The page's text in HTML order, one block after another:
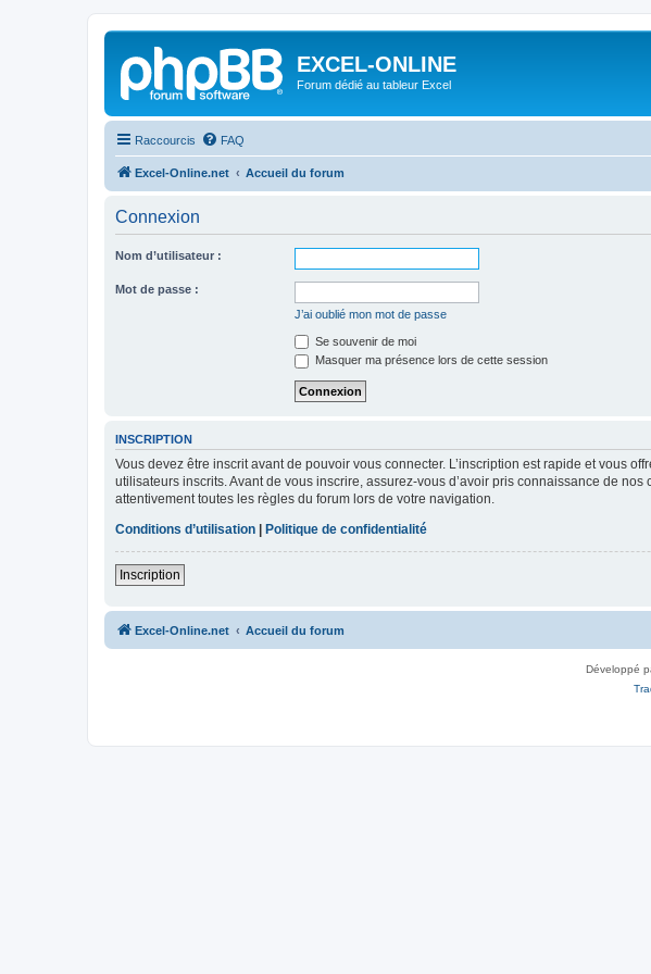
EXCEL-ONLINE
Forum dédié au tableur Excel
Raccourcis FAQ
Excel-Online.net Accueil du forum
Connexion
Nom d’utilisateur :
Mot de passe :
J’ai oublié mon mot de passe
Se souvenir de moi
Masquer ma présence lors de cette session
INSCRIPTION
Vous devez être inscrit avant de pouvoir vous connecter. L’inscription est rapide et vous
utilisateurs inscrits. Avant de vous inscrire, assurez-vous d’avoir pris connaissance de
attentivement toutes les règles du forum lors de votre navigation.
Conditions d’utilisation
Politique de confidentialité
Inscription
Excel-Online.net Accueil du forum
Développé